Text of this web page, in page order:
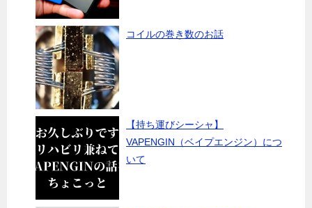
コイルの巻き数のお話
【持ち運びシーシャ】
VAPENGIN（ベイプエンジン）につ
いて